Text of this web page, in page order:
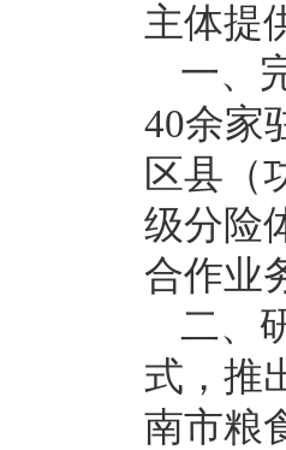
主体提
一、
40余家
区县（
级分险
合作业
二、
式，推
南市粮